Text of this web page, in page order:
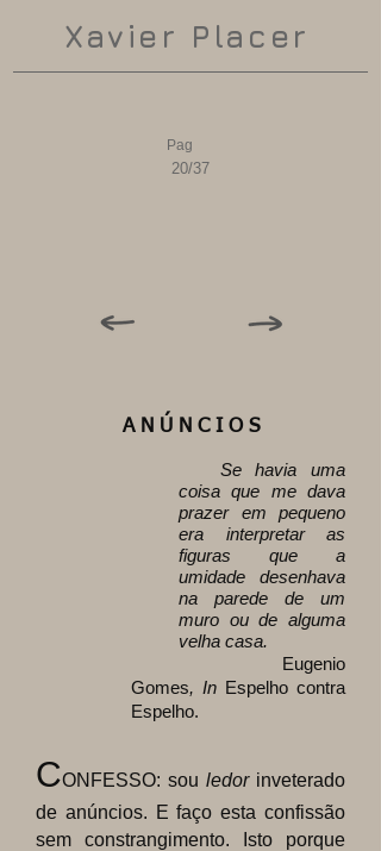
Xavier Placer
Se havia uma
coisa que me dava
prazer em pequeno
era interpretar as
figuras que a
umidade desenhava
na parede de um
muro ou de alguma
velha casa.
Eugenio
Gomes, In Espelho contra
Espelho.
CONFESSO: sou ledor inveterado
de anúncios. E faço esta confissão
sem constrangimento. Isto porque
A N Ú N C I O S
Pag
20/37